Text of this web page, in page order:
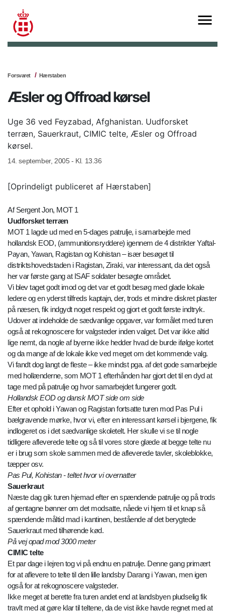
Forsvaret Hærstaben
Æsler og Offroad kørsel
Uge 36 ved Feyzabad, Afghanistan. Uudforsket
terræn, Sauerkraut, CIMIC telte, Æsler og Offroad
kørsel.
14. september, 2005 - Kl. 13.36
[Oprindeligt publiceret af Hærstaben]
Af Sergent Jon, MOT 1
Uudforsket terræn
MOT 1 lagde ud med en 5-dages patrulje, i samarbejde med
hollandsk EOD, (ammunitionsryddere) igennem de 4 distrikter Yaftal-
Payan, Yawan, Ragistan og Kohistan – især besøget til
distriktshovedstaden i Ragistan, Ziraki, var interessant, da det også
her var første gang at ISAF soldater besøgte området.
Vi blev taget godt imod og det var et godt besøg med glade lokale
ledere og en yderst tilfreds kaptajn, der, trods et mindre diskret plaster
på næsen, fik indgydt noget respekt og gjort et godt første indtryk.
Udover at indeholde de sædvanlige opgaver, var formålet med turen
også at rekognoscere for valgsteder inden valget. Det var ikke altid
lige nemt, da nogle af byerne ikke hedder hvad de burde ifølge kortet
og da mange af de lokale ikke ved meget om det kommende valg.
Vi fandt dog langt de fleste – ikke mindst pga. af det gode samarbejde
med hollænderne, som MOT 1 efterhånden har gjort det til en dyd at
tage med på patrulje og hvor samarbejdet fungerer godt.
Hollandsk EOD og dansk MOT side om side
Efter et ophold i Yawan og Ragistan fortsatte turen mod Pas Pul i
bælgravende mørke, hvor vi, efter en interessant kørsel i bjergene, fik
indlogeret os i det sædvanlige skoletelt. Her skulle vi se til nogle
tidligere afleverede telte og så til vores store glæde at begge telte nu
er i brug som skole sammen med de afleverede tavler, skoleblokke,
tæpper osv.
Pas Pul, Kohistan - teltet hvor vi overnatter
Sauerkraut
Næste dag gik turen hjemad efter en spændende patrulje og på trods
af gentagne bønner om det modsatte, nåede vi hjem til et knap så
spændende måltid mad i kantinen, bestående af det berygtede
Sauerkraut med tilhørende kød.
På vej opad mod 3000 meter
CIMIC telte
Et par dage i lejren tog vi på endnu en patrulje. Denne gang primært
for at aflevere to telte til den lille landsby Darang i Yawan, men igen
også for at rekognoscere valgsteder.
Ikke meget at berette fra turen andet end at landsbyen pludselig fik
travlt med at gøre klar til teltene, da de vist ikke havde regnet med at